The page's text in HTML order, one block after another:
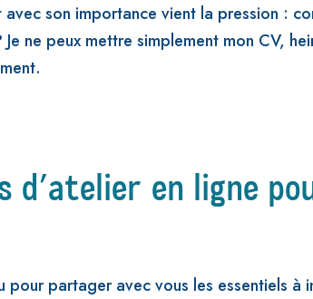
son importance vient la pression :
Je ne peux mettre simplement mon CV,
d’atelier en ligne
pour partager avec vous les essentiels